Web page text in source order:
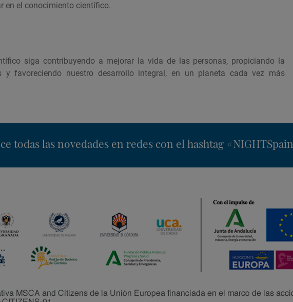
en el conocimiento científico.
siga contribuyendo a mejorar la vida de las personas, propiciando la
y favoreciendo nuestro desarrollo integral, en un planeta cada vez más
todas las novedades en redes con el hashtag #NIGHTSpain